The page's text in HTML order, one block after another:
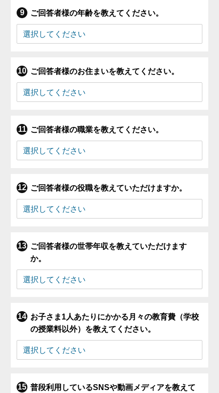
ご回答者様の年齢を教えてください。
ご回答者様のお住まいを教えてください。
ご回答者様の職業を教えてください。
ご回答者様の役職を教えていただけますか。
ご回答者様の世帯年収を教えていただけます
か。
お子さま1人あたりにかかる月々の教育費（学校
の授業料以外）を教えてください。
普段利用しているSNSや動画メディアを教えて